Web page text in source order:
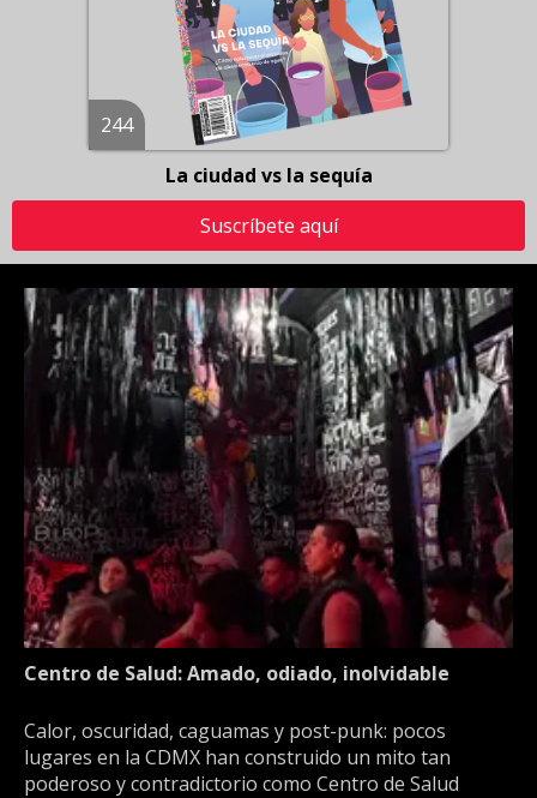
244
La ciudad vs la sequía
Suscríbete aquí
Centro de Salud: Amado, odiado, inolvidable
Calor, oscuridad, caguamas y post-punk: pocos
lugares en la CDMX han construido un mito tan
poderoso y contradictorio como Centro de Salud